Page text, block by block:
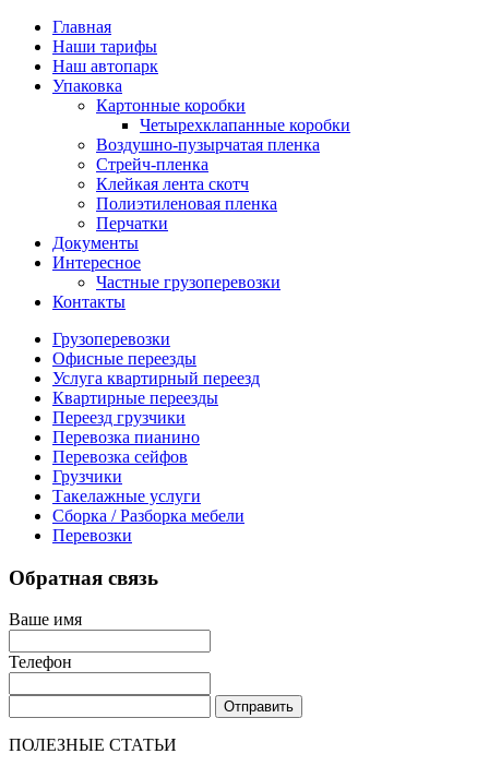
Главная
Наши тарифы
Наш автопарк
Упаковка
Картонные коробки
Четырехклапанные коробки
Воздушно-пузырчатая пленка
Стрейч-пленка
Клейкая лента скотч
Полиэтиленовая пленка
Перчатки
Документы
Интересное
Частные грузоперевозки
Контакты
Грузоперевозки
Офисные переезды
Услуга квартирный переезд
Квартирные переезды
Переезд грузчики
Перевозка пианино
Перевозка сейфов
Грузчики
Такелажные услуги
Сборка / Разборка мебели
Перевозки
Обратная связь
Ваше имя
Телефон
Отправить
ПОЛЕЗНЫЕ СТАТЬИ